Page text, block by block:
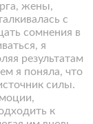
жены,
с
сомнения в
я
результатам
я поняла, что
силы.
к